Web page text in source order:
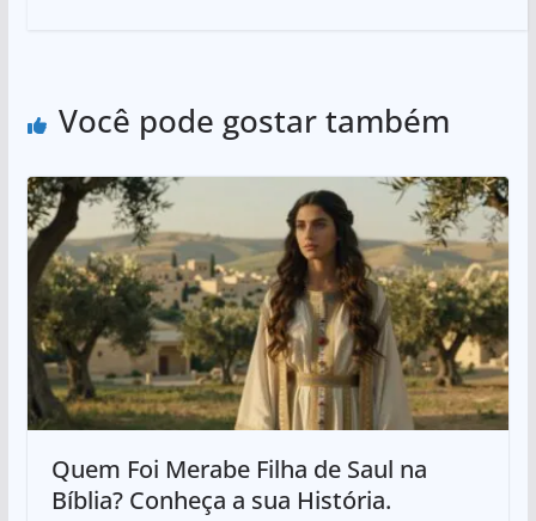
Você pode gostar também
Quem Foi Merabe Filha de Saul na
Bíblia? Conheça a sua História.